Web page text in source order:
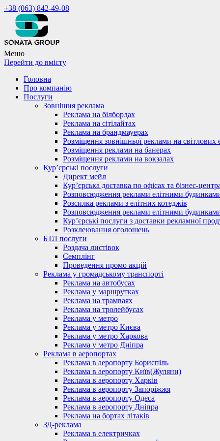
+38 (063) 842-49-08
Меню
Перейти до вмісту
Головна
Про компанію
Послуги
Зовнішня реклама
Реклама на білбордах
Реклама на сітілайтах
Реклама на брандмауерах
Розміщення зовнішньої реклами на світлових
Розміщення реклами на банерах
Розміщення реклами на вокзалах
Кур’єрські послуги
Директ мейл
Кур’єрська доставка по офісах та бізнес-
Розповсюдження реклами елітними
Розсилка реклами з елітних котеджів
Розповсюдження реклами елітними
Кур’єрські послуги з доставки рекламної
Розклеювання оголошень
БТЛ послуги
Роздача листівок
Семплінг
Проведення промо акцій
Реклама у громадському транспорті
Реклама на автобусах
Реклама у маршрутках
Реклама на трамваях
Реклама на тролейбусах
Реклама у метро
Реклама у метро Києва
Реклама у метро Харкова
Реклама у метро Дніпра
Реклама в аеропортах
Реклама в аеропорту Бориспіль
Реклама в аеропорту Київ(Жуляни)
Реклама в аеропорту Харків
Реклама в аеропорту Запоріжжя
Реклама в аеропорту Одеса
Реклама в аеропорту Дніпра
Реклама на бортах літаків
ЗД-реклама
Реклама в електричках